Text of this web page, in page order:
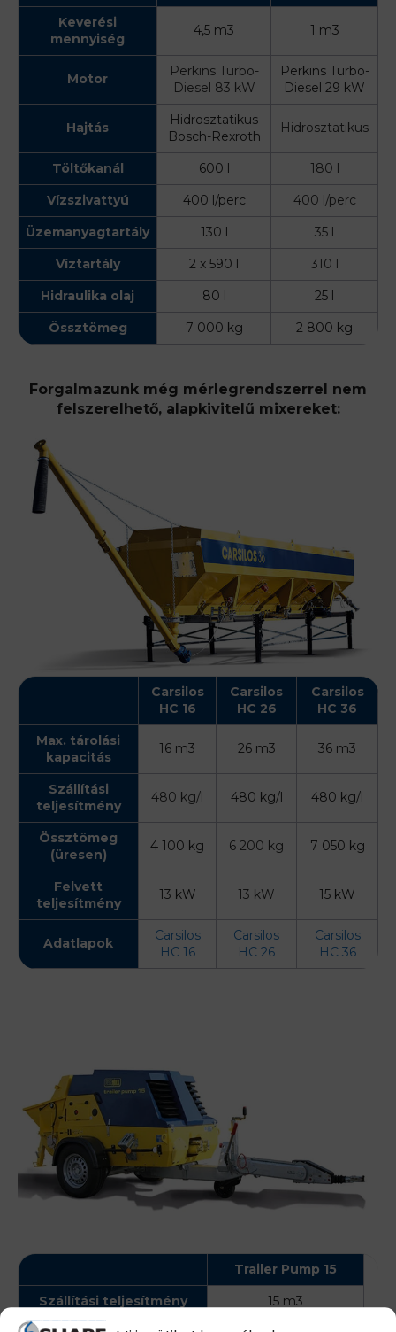
Keverési
mennyiség
4,5 m3 1 m3
Motor
Perkins Turbo-
Diesel 83 kW
Perkins Turbo-
Diesel 29 kW
Hajtás
Hidrosztatikus
Bosch-Rexroth
Hidrosztatikus
Töltőkanál 600 l
180 l
Vízszivattyú
400 l/perc
400 l/perc
Üzemanyagtartály
130 l
35 l
Víztartály
2 x 590 l
310 l
Hidraulika olaj
80 l
25 l
Össztömeg
7 000 kg 2 800 kg
Forgalmazunk még mérlegrendszerrel nem
felszerelhető, alapkivitelű mixereket:
Carsilos
HC 16
Carsilos
HC 26
Carsilos
HC 36
Max. tárolási
kapacitás
16 m3 26 m3 36 m3
Szállítási
teljesítmény
480 kg/l 480 kg/l 480 kg/l
Össztömeg
(üresen)
4 100 kg 6 200 kg 7 050 kg
Felvett
teljesítmény
13 kW 13 kW 15 kW
Adatlapok
Carsilos
HC 16
Carsilos
HC 26
Carsilos
HC 36
Trailer Pump 15
Szállítási teljesítmény
15 m3